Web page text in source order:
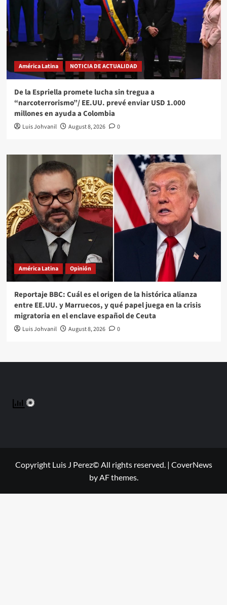
América Latina NOTICIA DE ACTUALIDAD
De la Espriella promete lucha sin tregua a
“narcoterrorismo”/ EE.UU. prevé enviar USD 1.000
millones en ayuda a Colombia
Luis Johvanil August 8, 2026 0
América Latina Opinión
Reportaje BBC: Cuál es el origen de la histórica alianza
entre EE.UU. y Marruecos, y qué papel juega en la crisis
migratoria en el enclave español de Ceuta
Luis Johvanil August 8, 2026 0
Copyright Luis J Perez© All rights reserved. | CoverNews
by AF themes.